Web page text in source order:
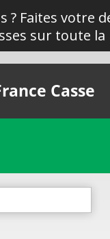
Faites votre
sur toute la
Casse